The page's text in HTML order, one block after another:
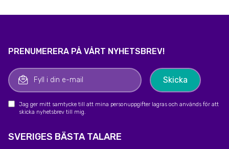
SVERIGES BÄSTA TALARE
PRENUMERERA PÅ VÅRT NYHETSBREV!
Jag ger mitt samtycke till att mina personuppgifter lagras och används för att
skicka nyhetsbrev till mig.